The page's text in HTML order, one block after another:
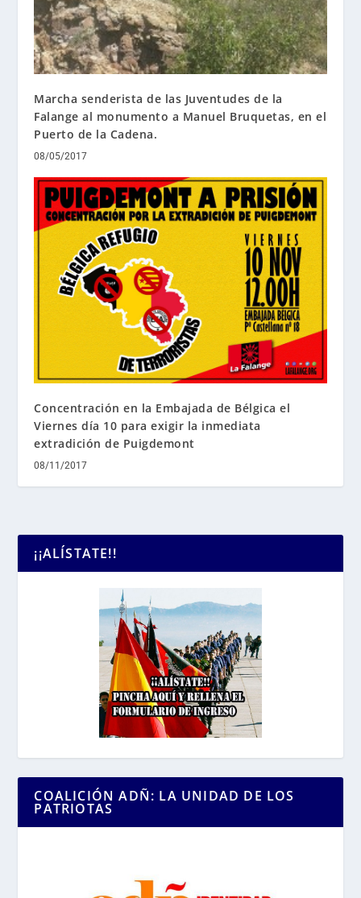
Marcha senderista de las Juventudes de la
Falange al monumento a Manuel Bruquetas, en el
Puerto de la Cadena.
08/05/2017
Concentración en la Embajada de Bélgica el
Viernes día 10 para exigir la inmediata
extradición de Puigdemont
08/11/2017
¡¡ALÍSTATE!!
COALICIÓN ADÑ: LA UNIDAD DE LOS
PATRIOTAS